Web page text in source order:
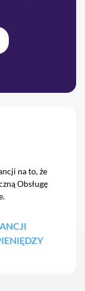
na to,że
Obsługę